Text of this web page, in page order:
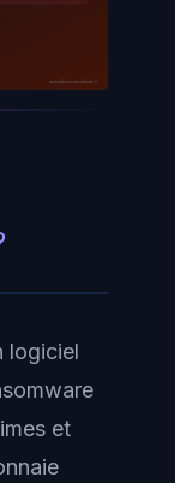
ayinedjimi-consultants.fr
logiciel
et